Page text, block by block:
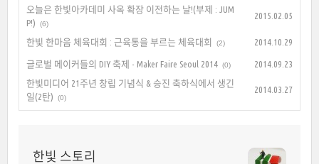
오늘은 한빛아카데미 사옥 확장 이전하는 날!(부제 : JUM
P!)
(6)
2015.02.05
한빛 한마음 체육대회 : 근육통을 부르는 체육대회 (2) 2014.10.29
글로벌 메이커들의 DIY 축제 - Maker Faire Seoul 2014 (0)
2014.09.23
한빛미디어 21주년 창립 기념식 & 승진 축하식에서 생긴
일(2탄)
(0)
2014.03.27
한빛 스토리